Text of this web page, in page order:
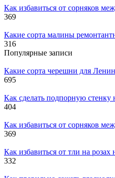
Как избавиться от сорняков
369
Какие сорта малины
316
Популярные записи
Какие сорта черешни для
695
Как сделать подпорную стенку
404
Как избавиться от сорняков
369
Как избавиться от тли на
332